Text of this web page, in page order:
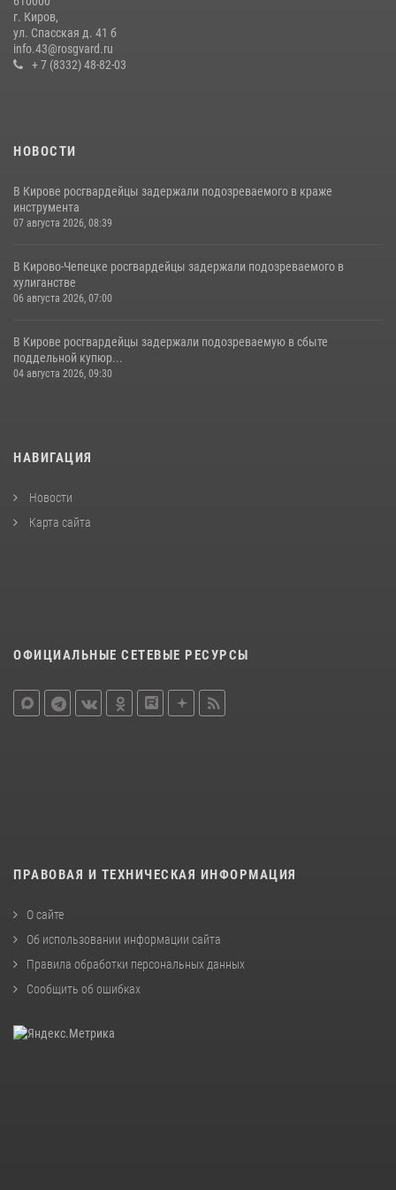
Кировские росгвардейцы задержали неоднократно судимую
гражданку, подозреваемую в краже
21 июля 2026, 08:20
г. Киров,
ул. Спасская д. 41 б
info.43@rosgvard.ru
+ 7 (8332) 48-82-03
НОВОСТИ
В Кирове росгвардейцы задержали подозреваемого в краже
инструмента
07 августа 2026, 08:39
В Кирово-Чепецке росгвардейцы задержали подозреваемого в
хулиганстве
06 августа 2026, 07:00
В Кирове росгвардейцы задержали подозреваемую в сбыте
поддельной купюр...
04 августа 2026, 09:30
НАВИГАЦИЯ
Новости
Карта сайта
ОФИЦИАЛЬНЫЕ СЕТЕВЫЕ РЕСУРСЫ
ПРАВОВАЯ И ТЕХНИЧЕСКАЯ ИНФОРМАЦИЯ
О сайте
Об использовании информации сайта
Правила обработки персональных данных
Сообщить об ошибках